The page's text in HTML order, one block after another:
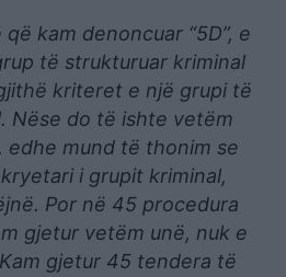
kam denoncuar “5D”, e
të strukturuar kriminal
kriteret e një grupi të
Nëse do të ishte vetëm
edhe mund të thonim se
i grupit kriminal,
Por në 45 procedura
gjetur vetëm unë, nuk e
gjetur 45 tendera të